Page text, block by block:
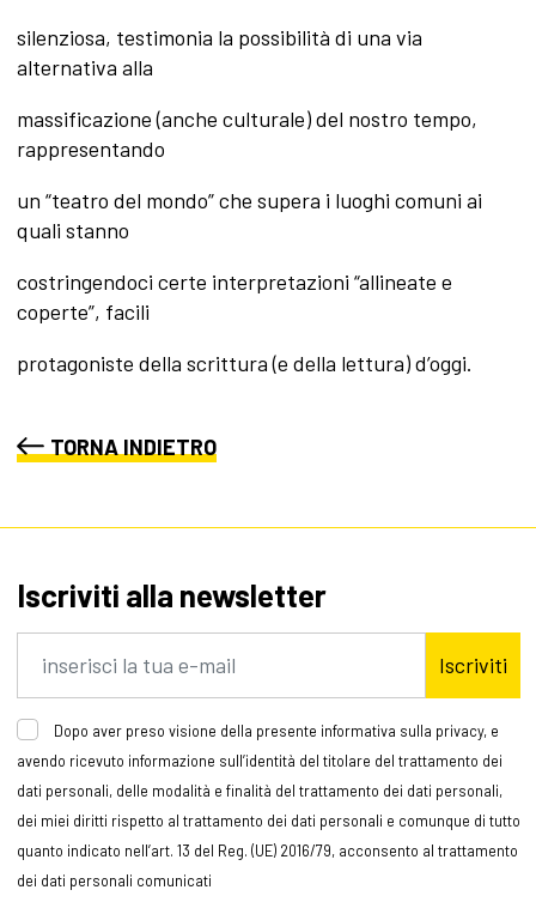
silenziosa, testimonia la possibilità di una via
alternativa alla
massificazione (anche culturale) del nostro tempo,
rappresentando
un “teatro del mondo” che supera i luoghi comuni ai
quali stanno
costringendoci certe interpretazioni “allineate e
coperte”, facili
protagoniste della scrittura (e della lettura) d’oggi.
TORNA INDIETRO
Iscriviti alla newsletter
Iscriviti
Dopo aver preso visione della presente informativa sulla privacy, e
avendo ricevuto informazione sull’identità del titolare del trattamento dei
dati personali, delle modalità e finalità del trattamento dei dati personali,
dei miei diritti rispetto al trattamento dei dati personali e comunque di tutto
quanto indicato nell’art. 13 del Reg. (UE) 2016/79, acconsento al trattamento
dei dati personali comunicati